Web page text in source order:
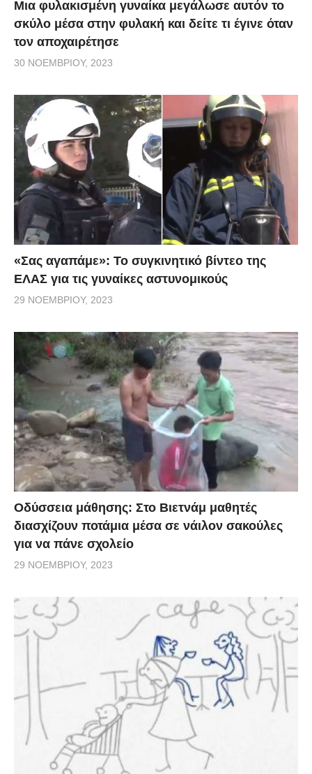
Μια φυλακισμένη γυναίκα μεγάλωσε αυτόν το
σκύλο μέσα στην φυλακή και δείτε τι έγινε όταν
τον αποχαιρέτησε
30 ΝΟΕΜΒΡΊΟΥ, 2023
«Σας αγαπάμε»: Το συγκινητικό βίντεο της
ΕΛΑΣ για τις γυναίκες αστυνομικούς
29 ΝΟΕΜΒΡΊΟΥ, 2023
Οδύσσεια μάθησης: Στο Βιετνάμ μαθητές
διασχίζουν ποτάμια μέσα σε νάιλον σακούλες
για να πάνε σχολείο
29 ΝΟΕΜΒΡΊΟΥ, 2023